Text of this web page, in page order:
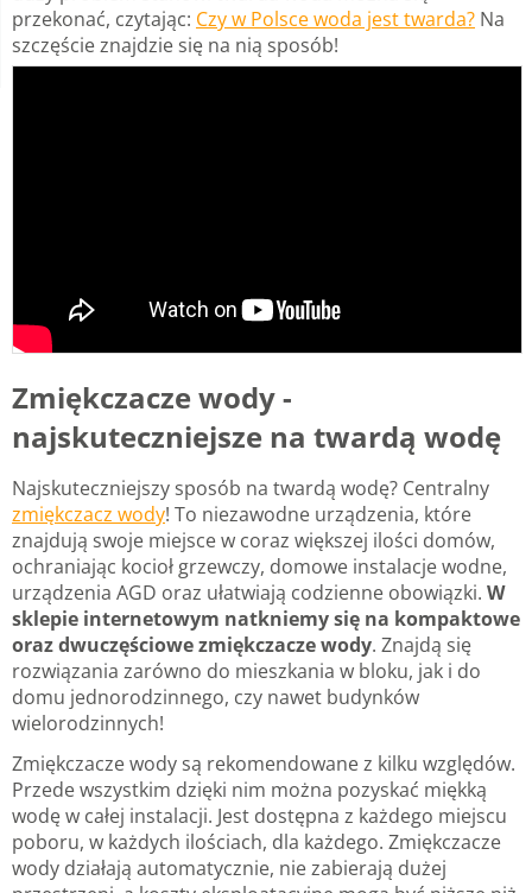
przekonać, czytając: Czy w Polsce woda jest twarda? Na
szczęście znajdzie się na nią sposób!
Zmiękczacze wody -
najskuteczniejsze na twardą wodę
Najskuteczniejszy sposób na twardą wodę? Centralny
zmiękczacz wody! To niezawodne urządzenia, które
znajdują swoje miejsce w coraz większej ilości domów,
ochraniając kocioł grzewczy, domowe instalacje wodne,
urządzenia AGD oraz ułatwiają codzienne obowiązki. W
sklepie internetowym natkniemy się na kompaktowe
oraz dwuczęściowe zmiękczacze wody. Znajdą się
rozwiązania zarówno do mieszkania w bloku, jak i do
domu jednorodzinnego, czy nawet budynków
wielorodzinnych!
Zmiękczacze wody są rekomendowane z kilku względów.
Przede wszystkim dzięki nim można pozyskać miękką
wodę w całej instalacji. Jest dostępna z każdego miejscu
poboru, w każdych ilościach, dla każdego. Zmiękczacze
wody działają automatycznie, nie zabierają dużej